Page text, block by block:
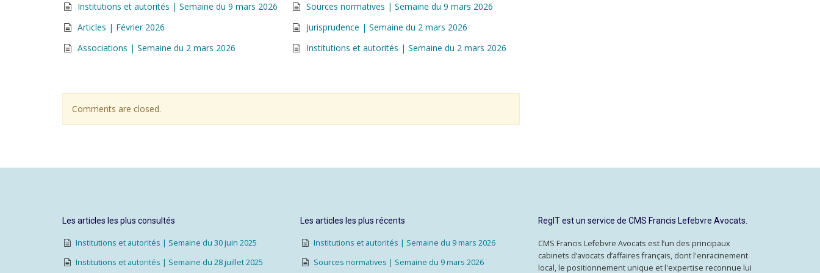
Institutions et autorités | Semaine du 9 mars 2026
Sources normatives | Semaine du 9 mars 2026
Articles | Février 2026
Jurisprudence | Semaine du 2 mars 2026
Associations | Semaine du 2 mars 2026
Institutions et autorités | Semaine du 2 mars 2026
Comments are closed.
Les articles les plus consultés
Institutions et autorités | Semaine du 30 juin 2025
Institutions et autorités | Semaine du 28 juillet 2025
Les articles les plus récents
Institutions et autorités | Semaine du 9 mars 2026
Sources normatives | Semaine du 9 mars 2026
RegIT est un service de CMS Francis Lefebvre Avocats.
CMS Francis Lefebvre Avocats est l’un des principaux
cabinets d’avocats d’affaires français, dont l'enracinement
local, le positionnement unique et l'expertise reconnue lui